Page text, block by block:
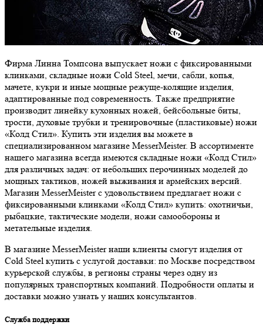
Фирма Линна Томпсона выпускает ножи с фиксированными
клинками, складные ножи Cold Steel, мечи, сабли, копья,
мачете, кукри и иные мощные режуще-колящие изделия,
адаптированные под современность. Также предприятие
производит линейку кухонных ножей, бейсбольные биты,
трости, духовые трубки и тренировочные (пластиковые) ножи
«Колд Стил». Купить эти изделия вы можете в
специализированном магазине MesserMeister. В ассортименте
нашего магазина всегда имеются складные ножи «Колд Стил»
для различных задач: от небольших перочинных моделей до
мощных тактиков, ножей выживания и армейских версий.
Магазин MesserMeister с удовольствием предлагает ножи с
фиксированными клинками «Колд Стил» купить: охотничьи,
рыбацкие, тактические модели, ножи самообороны и
метательные изделия.
В магазине MesserMeister наши клиенты смогут изделия от
Cold Steel купить с услугой доставки: по Москве посредством
курьерской службы, в регионы страны через одну из
популярных транспортных компаний. Подробности оплаты и
доставки можно узнать у наших консультантов.
Служба поддержки